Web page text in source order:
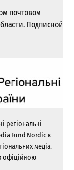
почтовом
Подписной
регіональні
Fund Nordic в
медіа.
офіційною